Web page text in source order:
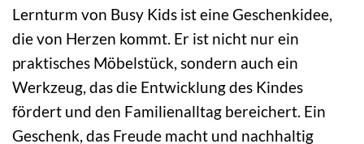
Lernturm von Busy Kids ist eine Geschenkidee,
die von Herzen kommt. Er ist nicht nur ein
praktisches Möbelstück, sondern auch ein
Werkzeug, das die Entwicklung des Kindes
fördert und den Familienalltag bereichert. Ein
Geschenk, das Freude macht und nachhaltig